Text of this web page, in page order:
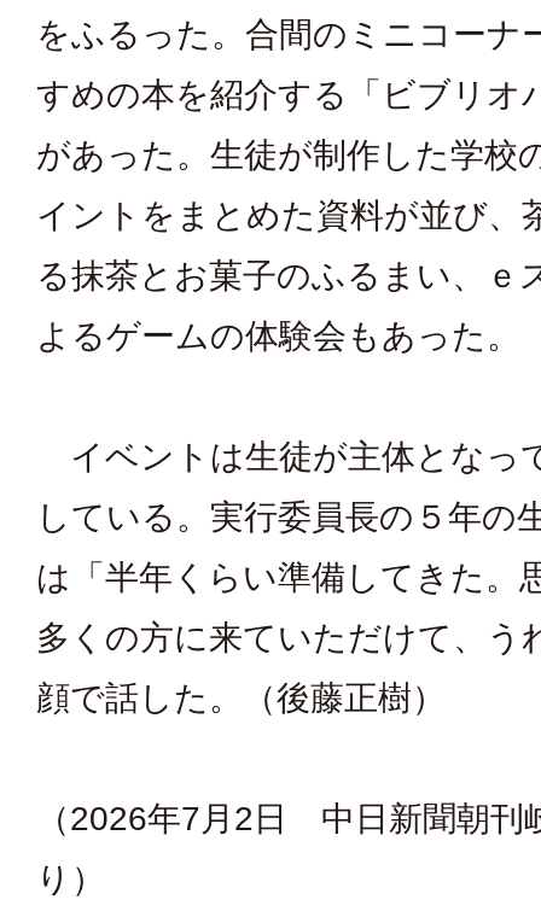
をふるった。合間のミニコーナ
すめの本を紹介する「ビブリオ
があった。生徒が制作した学校
イントをまとめた資料が並び、
る抹茶とお菓子のふるまい、ｅ
よるゲームの体験会もあった。
イベントは生徒が主体となっ
している。実行委員長の５年の
は「半年くらい準備してきた。
多くの方に来ていただけて、う
顔で話した。（後藤正樹）
（2026年7月2日 中日新聞朝刊
り）